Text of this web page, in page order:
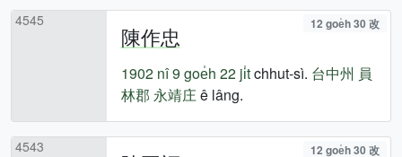
4545
陳作忠 12 goe̍h 30 改
1902 nî9 goe̍h 22 ji̍tchhut-sì. 台中州 員
林郡 永靖庄ê lâng.
4543 12 goe̍h 30 改